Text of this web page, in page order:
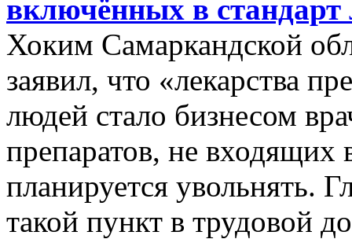
включённых в стандарт
Хоким Самаркандской
заявил, что «лекарства
людей стало бизнесом
препаратов, не входящих
планируется увольнять.
такой пункт в трудовой